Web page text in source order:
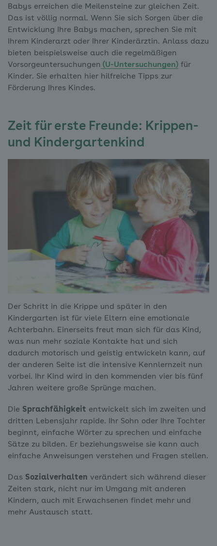
Babys erreichen die Meilensteine zur gleichen Zeit.
Das ist völlig normal. Wenn Sie sich Sorgen über die
Entwicklung Ihre Babys machen, sprechen Sie mit
Ihrem Kinderarzt oder Ihrer Kinderärztin. Anlass dazu
bieten beispielsweise auch die regelmäßigen
Vorsorgeuntersuchungen (U-Untersuchungen) für
Kinder. Sie erhalten hier hilfreiche Tipps zur
Förderung Ihres Kindes.
Zeit für erste Freunde: Krippen-
und Kindergartenkind
Der Schritt in die Krippe und später in den
Kindergarten ist für viele Eltern eine emotionale
Achterbahn. Einerseits freut man sich für das Kind,
was nun mehr soziale Kontakte hat und sich
dadurch motorisch und geistig entwickeln kann, auf
der anderen Seite ist die intensive Kennlernzeit nun
vorbei. Ihr Kind wird in den kommenden vier bis fünf
Jahren weitere große Sprünge machen.
Die Sprachfähigkeit entwickelt sich im zweiten und
dritten Lebensjahr rapide. Ihr Sohn oder Ihre Tochter
beginnt, einfache Wörter zu sprechen und einfache
Sätze zu bilden. Er beziehungsweise sie kann auch
einfache Anweisungen verstehen und Fragen stellen.
Das Sozialverhalten verändert sich während dieser
Zeiten stark, nicht nur im Umgang mit anderen
Kindern, auch mit Erwachsenen findet mehr und
mehr Austausch statt.